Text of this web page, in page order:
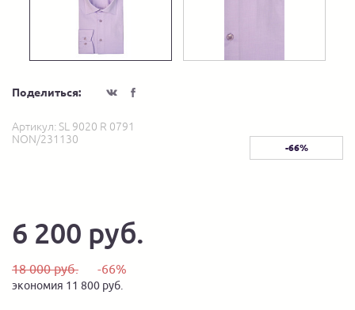
Поделиться:
Артикул: SL 9020 R 0791
NON/231130
-66%
6 200 руб.
18 000 руб. -66%
экономия 11 800 руб.